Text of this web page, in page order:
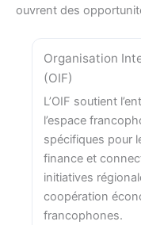
ouvrent des
Organisation
(OIF)
L’OIF soutient
l’espace
spécifiques pour
finance et
initiatives
coopération
francophones.